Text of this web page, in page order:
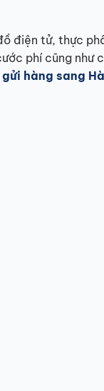
điện tử, thực
phí cũng như
gửi hàng sang